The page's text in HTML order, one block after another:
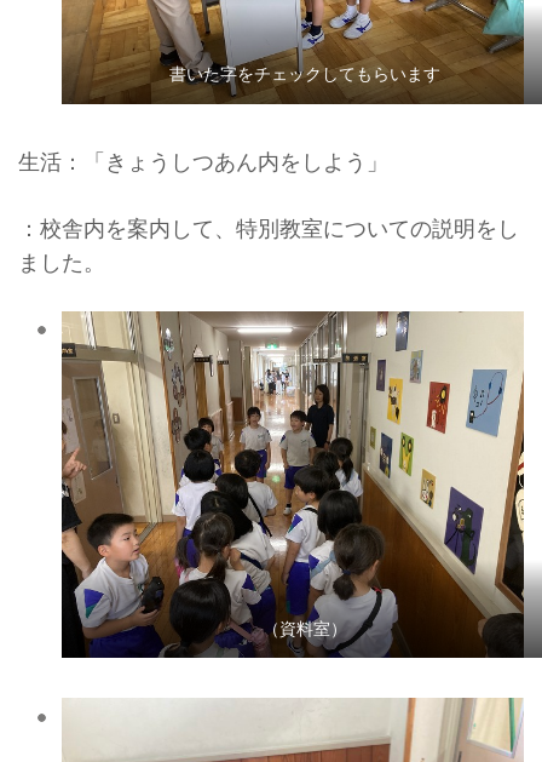
書いた字をチェックしてもらいます
生活：「きょうしつあん内をしよう」
：校舎内を案内して、特別教室についての説明をし
ました。
（資料室）